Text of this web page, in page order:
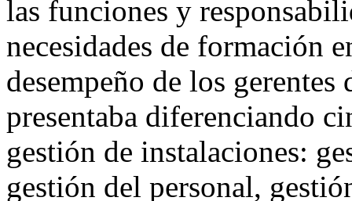
las funciones y
necesidades de formación
desempeño de los
presentaba diferenciando
gestión de instalaciones:
gestión del personal,